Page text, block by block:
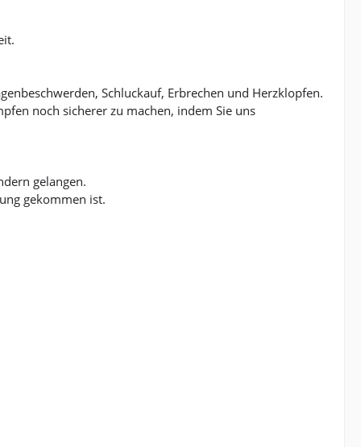
Schluckauf, Erbrechen und Herzklopfen.
noch sicherer zu machen, indem Sie uns
gelangen.
gekommen ist.